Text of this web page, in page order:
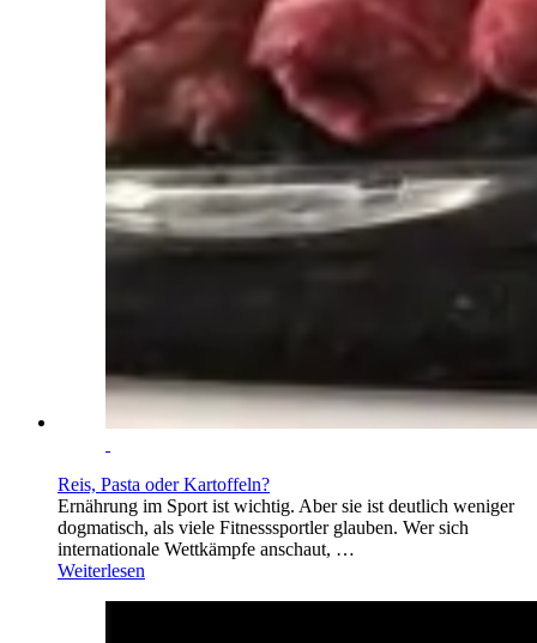
Reis, Pasta oder Kartoffeln?
Ernährung im Sport ist wichtig. Aber sie ist deutlich weniger
dogmatisch, als viele Fitnesssportler glauben. Wer sich
internationale Wettkämpfe anschaut, …
Weiterlesen